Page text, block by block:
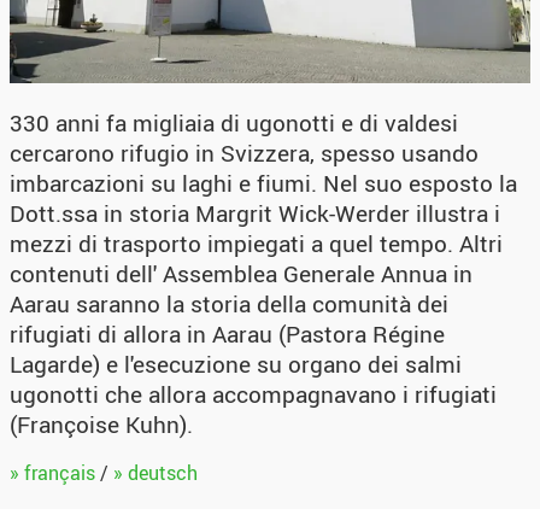
330 anni fa migliaia di ugonotti e di valdesi
cercarono rifugio in Svizzera, spesso usando
imbarcazioni su laghi e fiumi. Nel suo esposto la
Dott.ssa in storia Margrit Wick-Werder illustra i
mezzi di trasporto impiegati a quel tempo. Altri
contenuti dell' Assemblea Generale Annua in
Aarau saranno la storia della comunità dei
rifugiati di allora in Aarau (Pastora Régine
Lagarde) e l'esecuzione su organo dei salmi
ugonotti che allora accompagnavano i rifugiati
(Françoise Kuhn).
» français/ » deutsch